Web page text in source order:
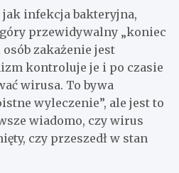
jak infekcja bakteryjna,
przewidywalny „koniec
zakażenie jest
kontroluje je i po czasie
wirusa. To bywa
wyleczenie”, ale jest to
wiadomo, czy wirus
czy przeszedł w stan